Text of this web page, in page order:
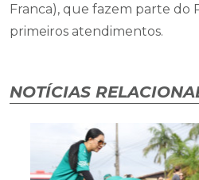
Franca), que fazem parte do
primeiros atendimentos.
NOTÍCIAS